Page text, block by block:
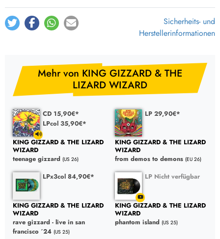
Sicherheits- und
Herstellerinformationen
Mehr von KING GIZZARD & THE
LIZARD WIZARD
CD 15,90€*
LPcol 35,90€*
KING GIZZARD & THE LIZARD
WIZARD
teenage gizzard (US 26)
LP 29,90€*
KING GIZZARD & THE LIZARD
WIZARD
from demos to demons (EU 26)
LPx3col 84,90€*
KING GIZZARD & THE LIZARD
WIZARD
rave gizzard - live in san
francisco ´24 (US 25)
LP Nicht verfügbar
KING GIZZARD & THE LIZARD
WIZARD
phantom island (US 25)